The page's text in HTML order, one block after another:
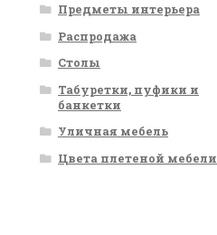
Предметы интерьера
Распродажа
Столы
Табуретки, пуфики и
банкетки
Уличная мебель
Цвета плетеной мебели